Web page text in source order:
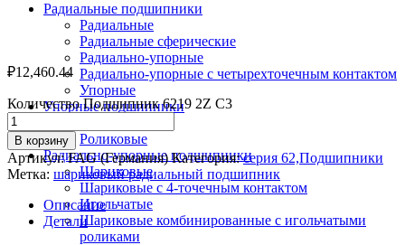
Радиальные подшипники
Радиальные
Радиальные сферические
Радиально-упорные
Радиально-упорные с четырехточечным контактом
Упорные
Упорные подшипники
Роликовые
Радиально-упорные подшипники
Шариковые
Шариковые с 4-точечным контактом
Игольчатые
Шариковые комбинированные с игольчатыми
роликами
₽12,460.44
Количество Подшипник 6219 2Z C3
В корзину
Артикул:FAG (Германия) Категория:серия 62,Подшипники
Метка: шариковый радиальный подшипник
Описание
Детали